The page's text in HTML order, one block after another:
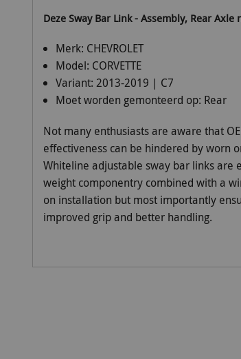
Deze Sway Bar Link - Assembly, Rear
Merk: CHEVROLET
Model: CORVETTE
Variant: 2013-2019 | C7
Moet worden gemonteerd op: Rear
Not many enthusiasts are aware that
effectiveness can be hindered by worn
Whiteline adjustable sway bar links are
weight componentry combined with a
on installation but most importantly
improved grip and better handling.